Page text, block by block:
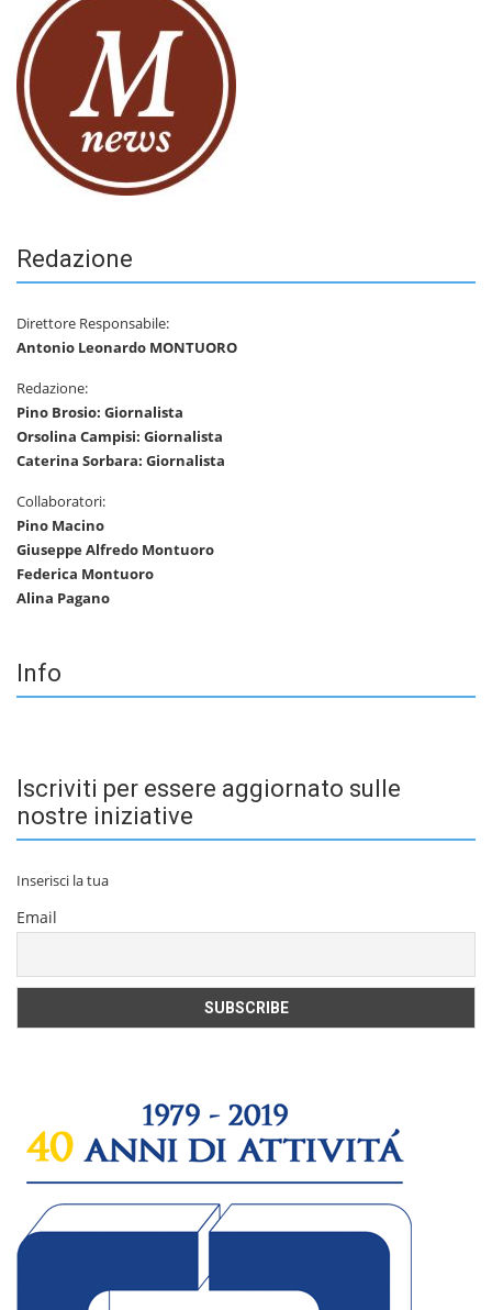
Redazione
Direttore Responsabile:
Antonio Leonardo MONTUORO
Redazione:
Pino Brosio: Giornalista
Orsolina Campisi: Giornalista
Caterina Sorbara: Giornalista
Collaboratori:
Pino Macino
Giuseppe Alfredo Montuoro
Federica Montuoro
Alina Pagano
Info
Iscriviti per essere aggiornato sulle
nostre iniziative
Inserisci la tua
Email